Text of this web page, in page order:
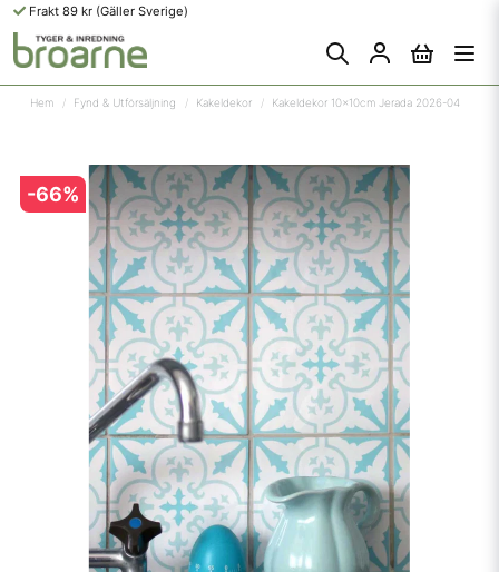
Frakt 89 kr (Gäller Sverige)
Hem Fynd & Utförsäljning Kakeldekor Kakeldekor 10x10cm Jerada 2026-04
-66%